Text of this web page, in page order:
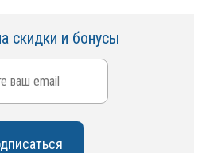
скидки и бонусы